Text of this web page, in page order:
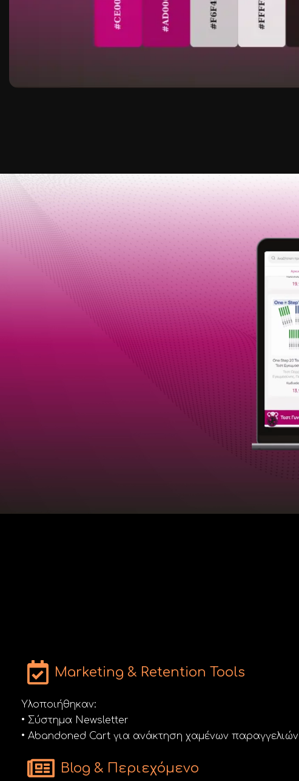
Marketing & Retention Tools
Υλοποιήθηκαν:
• Σύστημα Newsletter
• Abandoned Cart για ανάκτηση χαμένων παραγγελιών
Blog & Περιεχόμενο